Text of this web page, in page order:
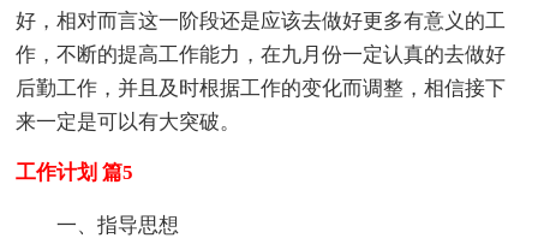
好，相对而言这一阶段还是应该去做好更多有意义的工
作，不断的提高工作能力，在九月份一定认真的去做好
后勤工作，并且及时根据工作的变化而调整，相信接下
来一定是可以有大突破。
工作计划 篇5
一、指导思想